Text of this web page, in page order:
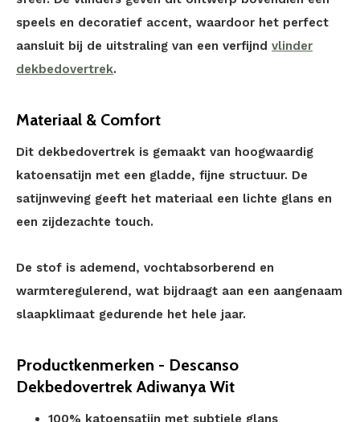
speels en decoratief accent, waardoor het perfect
aansluit bij de uitstraling van een verfijnd vlinder
dekbedovertrek.
Materiaal & Comfort
Dit dekbedovertrek is gemaakt van hoogwaardig
katoensatijn met een gladde, fijne structuur. De
satijnweving geeft het materiaal een lichte glans en
een zijdezachte touch.
De stof is ademend, vochtabsorberend en
warmteregulerend, wat bijdraagt aan een aangenaam
slaapklimaat gedurende het hele jaar.
Productkenmerken - Descanso
Dekbedovertrek Adiwanya Wit
100% katoensatijn met subtiele glans